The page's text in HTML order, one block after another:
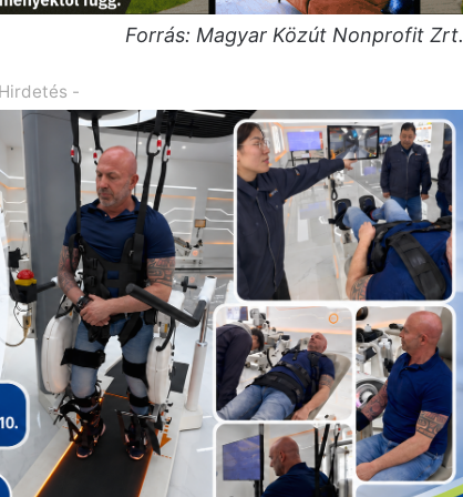
Forrás: Magyar Közút Nonprofit Zrt.
-